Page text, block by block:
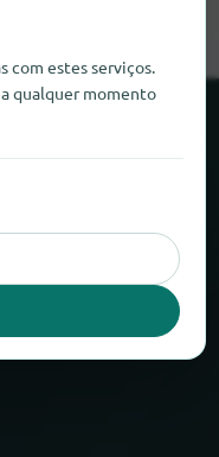
com estes serviços.
qualquer momento